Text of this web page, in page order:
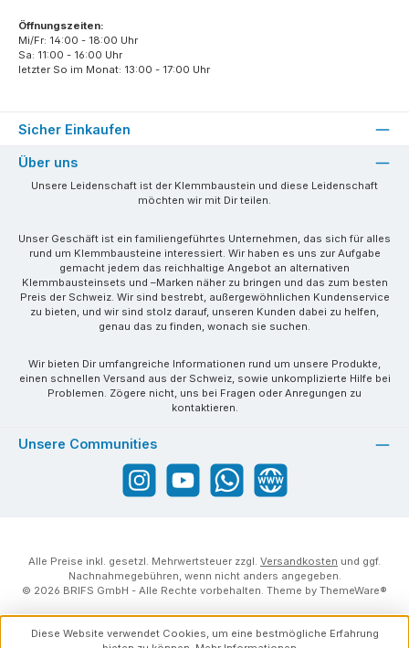
Sicher Einkaufen
Öffnungszeiten:
Mi/Fr: 14:00 - 18:00 Uhr
Sa: 11:00 - 16:00 Uhr
letzter So im Monat: 13:00 - 17:00 Uhr
Über uns
Unsere Leidenschaft ist der Klemmbaustein und diese Leidenschaft
möchten wir mit Dir teilen.
Unser Geschäft ist ein familiengeführtes Unternehmen, das sich für alles
rund um Klemmbausteine interessiert. Wir haben es uns zur Aufgabe
gemacht jedem das reichhaltige Angebot an alternativen
Klemmbausteinsets und –Marken näher zu bringen und das zum besten
Preis der Schweiz. Wir sind bestrebt, außergewöhnlichen Kundenservice
zu bieten, und wir sind stolz darauf, unseren Kunden dabei zu helfen,
genau das zu finden, wonach sie suchen.
Wir bieten Dir umfangreiche Informationen rund um unsere Produkte,
einen schnellen Versand aus der Schweiz, sowie unkomplizierte Hilfe bei
Problemen. Zögere nicht, uns bei Fragen oder Anregungen zu
kontaktieren.
Unsere Communities
Instagram YouTube WhatsApp Website
Alle Preise inkl. gesetzl. Mehrwertsteuer zzgl. Versandkosten und ggf.
Nachnahmegebühren, wenn nicht anders angegeben.
© 2026 BRIFS GmbH - Alle Rechte vorbehalten. Theme by ThemeWare®
Diese Website verwendet Cookies, um eine bestmögliche Erfahrung